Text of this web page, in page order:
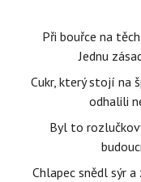
Při bouřce na
Jednu
Cukr, který stojí na
odhalili
Byl to
Chlapec snědl sýr